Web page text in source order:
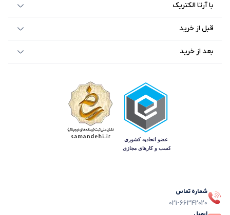
با آرتا الکتریک
قبل از خرید
بعد از خرید
شماره تماس
021-66342020